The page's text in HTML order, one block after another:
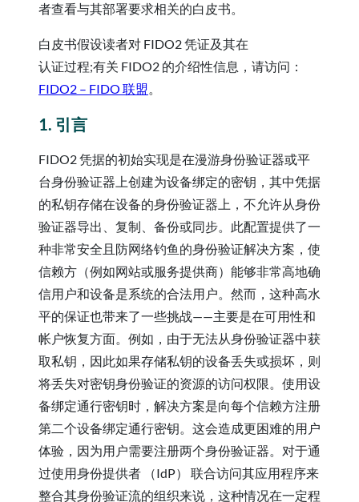
者查看与其部署要求相关的白皮书。
白皮书假设读者对 FIDO2 凭证及其在
认证过程;有关 FIDO2 的介绍性信息，请访问：
FIDO2 – FIDO 联盟。
1. 引言
FIDO2 凭据的初始实现是在漫游身份验证器或平
台身份验证器上创建为设备绑定的密钥，其中凭据
的私钥存储在设备的身份验证器上，不允许从身份
验证器导出、复制、备份或同步。此配置提供了一
种非常安全且防网络钓鱼的身份验证解决方案，使
信赖方（例如网站或服务提供商）能够非常高地确
信用户和设备是系统的合法用户。然而，这种高水
平的保证也带来了一些挑战——主要是在可用性和
帐户恢复方面。例如，由于无法从身份验证器中获
取私钥，因此如果存储私钥的设备丢失或损坏，则
将丢失对密钥身份验证的资源的访问权限。使用设
备绑定通行密钥时，解决方案是向每个信赖方注册
第二个设备绑定通行密钥。这会造成更困难的用户
体验，因为用户需要注册两个身份验证器。对于通
过使用身份提供者 （IdP） 联合访问其应用程序来
整合其身份验证流的组织来说，这种情况在一定程